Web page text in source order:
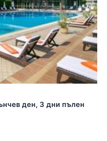
ден, 3 дни пълен